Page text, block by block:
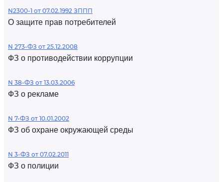
N2300-1 от 07.02.1992 ЗППП
О защите прав потребителей
N 273-ФЗ от 25.12.2008
ФЗ о противодействии коррупции
N 38-ФЗ от 13.03.2006
ФЗ о рекламе
N 7-ФЗ от 10.01.2002
ФЗ об охране окружающей среды
N 3-ФЗ от 07.02.2011
ФЗ о полиции